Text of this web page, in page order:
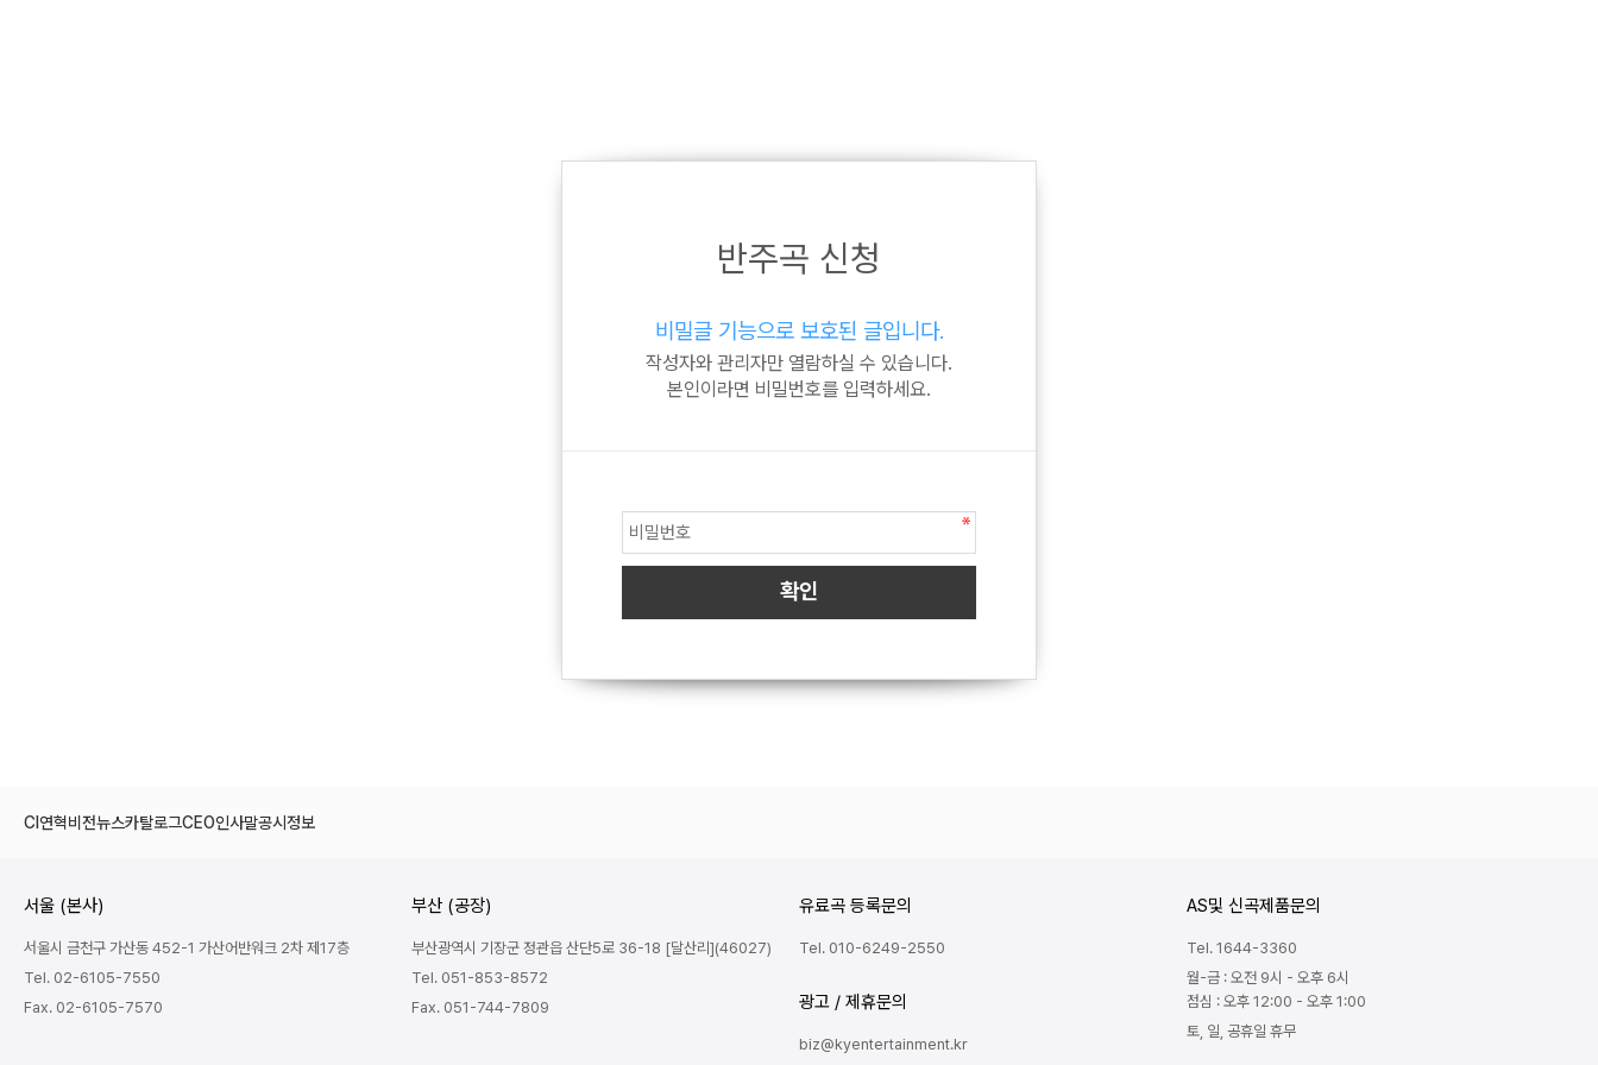
반주곡 신청
비밀글 기능으로 보호된 글입니다.
작성자와 관리자만 열람하실 수 있습니다.
본인이라면 비밀번호를 입력하세요.
CI연혁비전뉴스카탈로그CEO인사말공시정보
서울 (본사)
서울시 금천구 가산동 452-1 가산어반워크 2차 제17층
Tel. 02-6105-7550
Fax. 02-6105-7570
부산 (공장)
부산광역시 기장군 정관읍 산단5로 36-18 [달산리](46027)
Tel. 051-853-8572
Fax. 051-744-7809
유료곡 등록문의
Tel. 010-6249-2550
광고 / 제휴문의
biz@kyentertainment.kr
AS및 신곡제품문의
Tel. 1644-3360
월-금 : 오전 9시 - 오후 6시
점심 : 오후 12:00 - 오후 1:00
토, 일, 공휴일 휴무